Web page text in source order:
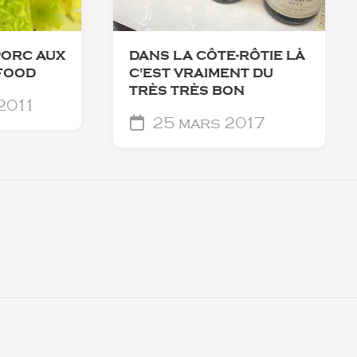
AUX
DANS LA CÔTE-RÔTIE LÀ
C'EST VRAIMENT DU
TRÈS TRÈS BON
25 mars 2017